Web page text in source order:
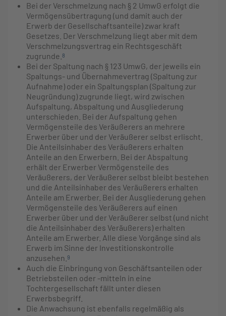
Bei der Verschmelzung nach § 2 UmwG erfolgt die
Vermögensübertragung (und damit auch der
Erwerb der Gesellschaftsanteile) zwar kraft
Gesetzes. Der Verschmelzung liegt aber mit dem
Verschmelzungsvertrag ein Rechtsgeschäft
zugrunde. 8
Bei der Spaltung nach § 123 UmwG, der jeweils ein
Spaltungs- und Übernahmevertrag (Spaltung zur
Aufnahme) oder ein Spaltungsplan (Spaltung zur
Neugründung) zugrunde liegt, wird zwischen
Aufspaltung, Abspaltung und Ausgliederung
unterschieden. Bei der Aufspaltung gehen
Vermögensteile des Veräußerers an mehrere
Erwerber über und der Veräußerer selbst erlischt.
Die Anteilsinhaber des Veräußerers erhalten
Anteile an den Erwerbern. Bei der Abspaltung
erhält der Erwerber Vermögensteile des
Veräußerers, der Veräußerer selbst bleibt bestehen
und die Anteilsinhaber des Veräußerers erhalten
Anteile am Erwerber. Bei der Ausgliederung gehen
Vermögensteile des Veräußerers auf einen
Erwerber über und der Veräußerer selbst (und nicht
die Anteilsinhaber des Veräußerers) erhalten
Anteile am Erwerber. Alle diese Vorgänge sind als
Erwerb im Sinne der Investitionskontrolle
anzusehen. 9
Auch die Einbringung von Geschäftsanteilen oder
Betriebsteilen oder -mitteln in eine
Tochtergesellschaft fällt unter diesen
Erwerbsbegriff.
Die Anwachsung ist ebenfalls regelmäßig als